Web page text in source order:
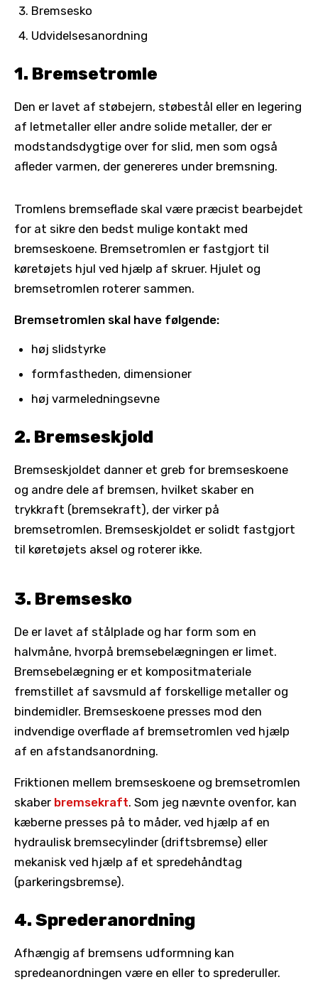
Bremsesko
Udvidelsesanordning
1. Bremsetromle
Den er lavet af støbejern, støbestål eller en legering
af letmetaller eller andre solide metaller, der er
modstandsdygtige over for slid, men som også
afleder varmen, der genereres under bremsning.
Tromlens bremseflade skal være præcist bearbejdet
for at sikre den bedst mulige kontakt med
bremseskoene. Bremsetromlen er fastgjort til
køretøjets hjul ved hjælp af skruer. Hjulet og
bremsetromlen roterer sammen.
Bremsetromlen skal have følgende:
høj slidstyrke
formfastheden, dimensioner
høj varmeledningsevne
2. Bremseskjold
Bremseskjoldet danner et greb for bremseskoene
og andre dele af bremsen, hvilket skaber en
trykkraft (bremsekraft), der virker på
bremsetromlen. Bremseskjoldet er solidt fastgjort
til køretøjets aksel og roterer ikke.
3. Bremsesko
De er lavet af stålplade og har form som en
halvmåne, hvorpå bremsebelægningen er limet.
Bremsebelægning er et kompositmateriale
fremstillet af savsmuld af forskellige metaller og
bindemidler. Bremseskoene presses mod den
indvendige overflade af bremsetromlen ved hjælp
af en afstandsanordning.
Friktionen mellem bremseskoene og bremsetromlen
skaber bremsekraft. Som jeg nævnte ovenfor, kan
kæberne presses på to måder, ved hjælp af en
hydraulisk bremsecylinder (driftsbremse) eller
mekanisk ved hjælp af et spredehåndtag
(parkeringsbremse).
4. Sprederanordning
Afhængig af bremsens udformning kan
spredeanordningen være en eller to sprederuller.